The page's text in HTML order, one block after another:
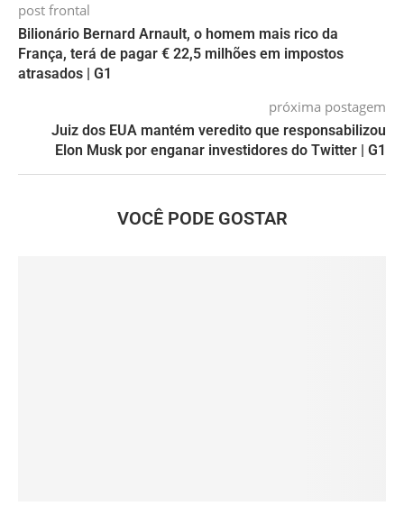
post frontal
Bilionário Bernard Arnault, o homem mais rico da
França, terá de pagar € 22,5 milhões em impostos
atrasados | G1
próxima postagem
Juiz dos EUA mantém veredito que responsabilizou
Elon Musk por enganar investidores do Twitter | G1
VOCÊ PODE GOSTAR